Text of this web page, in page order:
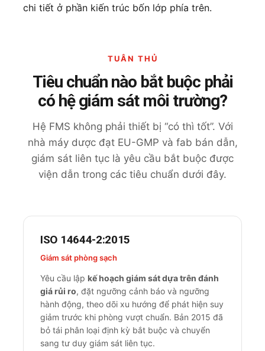
chi tiết ở phần kiến trúc bốn lớp phía trên.
TUÂN THỦ
Tiêu chuẩn nào bắt buộc phải
có hệ giám sát môi trường?
Hệ FMS không phải thiết bị “có thì tốt”. Với
nhà máy dược đạt EU-GMP và fab bán dẫn,
giám sát liên tục là yêu cầu bắt buộc được
viện dẫn trong các tiêu chuẩn dưới đây.
ISO 14644-2:2015
Giám sát phòng sạch
Yêu cầu lập kế hoạch giám sát dựa trên đánh
giá rủi ro, đặt ngưỡng cảnh báo và ngưỡng
hành động, theo dõi xu hướng để phát hiện suy
giảm trước khi phòng vượt chuẩn. Bản 2015 đã
bỏ tái phân loại định kỳ bắt buộc và chuyển
sang tư duy giám sát liên tục.